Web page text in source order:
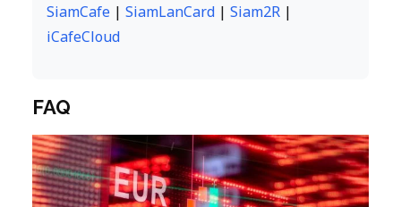
SiamCafe | SiamLanCard | Siam2R |
iCafeCloud
FAQ